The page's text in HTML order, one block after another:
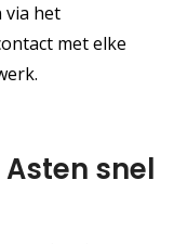
via het
met elke
snel